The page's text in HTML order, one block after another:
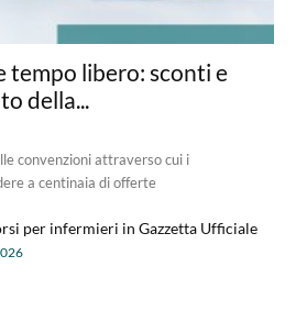
tempo libero: sconti e
della...
convenzioni attraverso cui i
a centinaia di offerte
per infermieri in Gazzetta Ufficiale